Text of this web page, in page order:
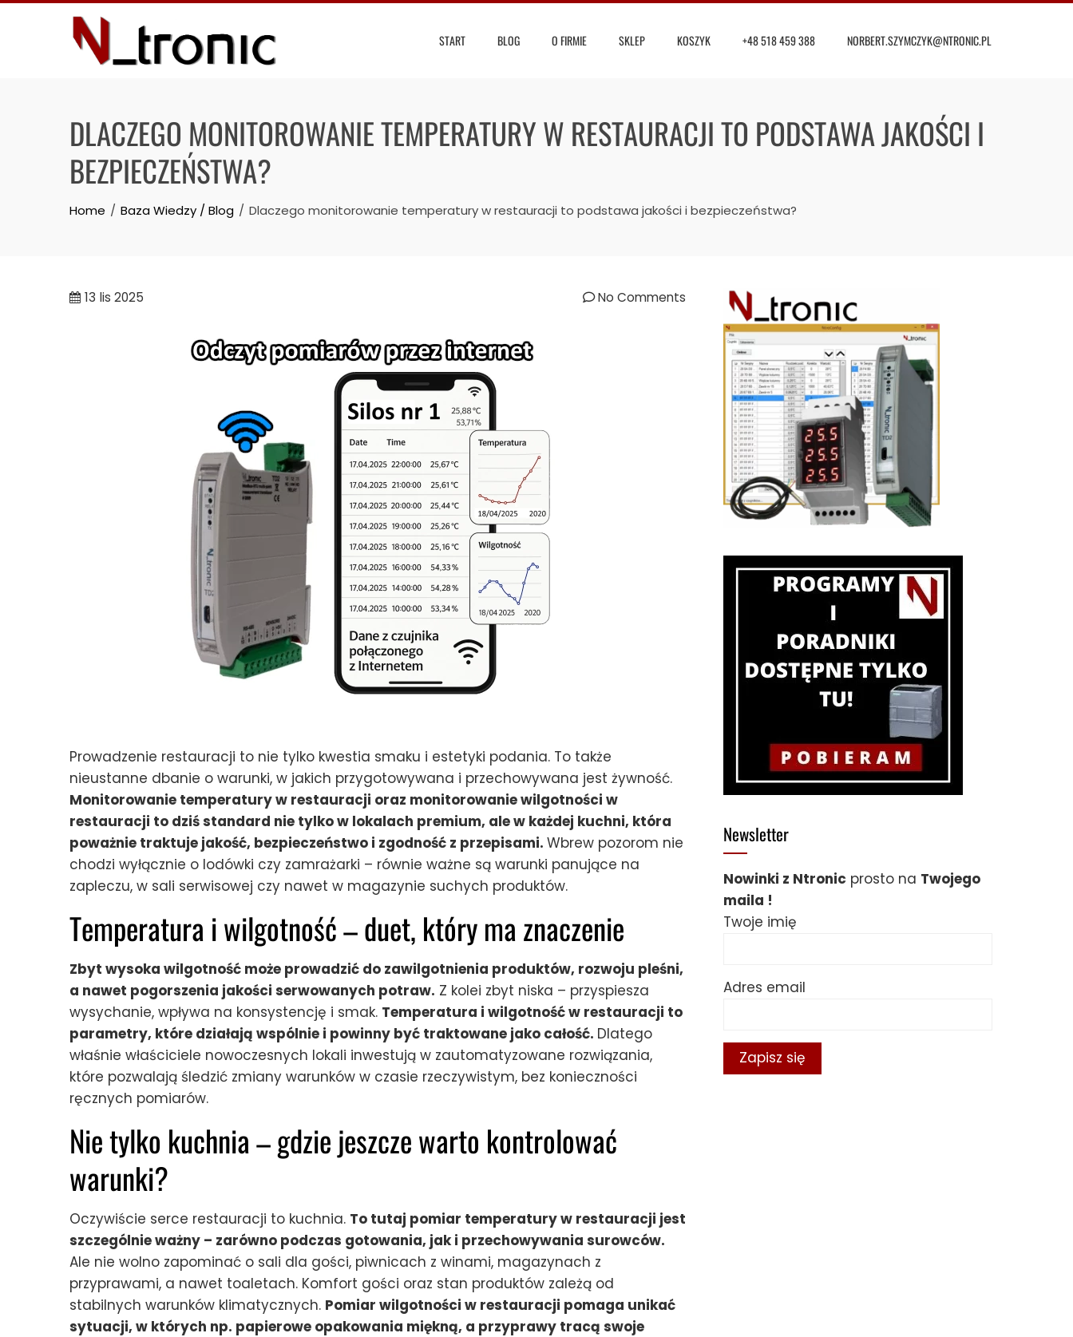
Skip
START BLOG O FIRMIE SKLEP KOSZYK +48 518 459 388 NORBERT.SZYMCZYK@NTRONIC.PL
DLACZEGO MONITOROWANIE TEMPERATURY W RESTAURACJI TO PODSTAWA JAKOŚCI I
BEZPIECZEŃSTWA?
Home Baza Wiedzy / Blog Dlaczego monitorowanie temperatury w restauracji to podstawa jakości i bezpieczeństwa?
13 lis 2025 No Comments
Prowadzenie restauracji to nie tylko kwestia smaku i estetyki podania. To także
nieustanne dbanie o warunki, w jakich przygotowywana i przechowywana jest żywność.
Monitorowanie temperatury w restauracji oraz monitorowanie wilgotności w
restauracji to dziś standard nie tylko w lokalach premium, ale w każdej kuchni, która
poważnie traktuje jakość, bezpieczeństwo i zgodność z przepisami. Wbrew pozorom nie
chodzi wyłącznie o lodówki czy zamrażarki – równie ważne są warunki panujące na
zapleczu, w sali serwisowej czy nawet w magazynie suchych produktów.
Temperatura i wilgotność – duet, który ma znaczenie
Zbyt wysoka wilgotność może prowadzić do zawilgotnienia produktów, rozwoju pleśni,
a nawet pogorszenia jakości serwowanych potraw. Z kolei zbyt niska – przyspiesza
wysychanie, wpływa na konsystencję i smak. Temperatura i wilgotność w restauracji to
parametry, które działają wspólnie i powinny być traktowane jako całość. Dlatego
właśnie właściciele nowoczesnych lokali inwestują w zautomatyzowane rozwiązania,
które pozwalają śledzić zmiany warunków w czasie rzeczywistym, bez konieczności
ręcznych pomiarów.
Nie tylko kuchnia – gdzie jeszcze warto kontrolować
warunki?
Oczywiście serce restauracji to kuchnia. To tutaj pomiar temperatury w restauracji jest
szczególnie ważny – zarówno podczas gotowania, jak i przechowywania surowców.
Ale nie wolno zapominać o sali dla gości, piwnicach z winami, magazynach z
przyprawami, a nawet toaletach. Komfort gości oraz stan produktów zależą od
stabilnych warunków klimatycznych. Pomiar wilgotności w restauracji pomaga unikać
sytuacji, w których np. papierowe opakowania miękną, a przyprawy tracą swoje
Newsletter
Nowinki z Ntronic prosto na Twojego
maila !
Twoje imię
Adres email